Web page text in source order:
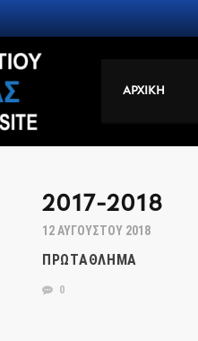
ΑΡΧΙΚΗ
2017-2018
12 ΑΥΓΟΎΣΤΟΥ 2018
ΠΡΩΤΆΘΛΗΜΑ
0